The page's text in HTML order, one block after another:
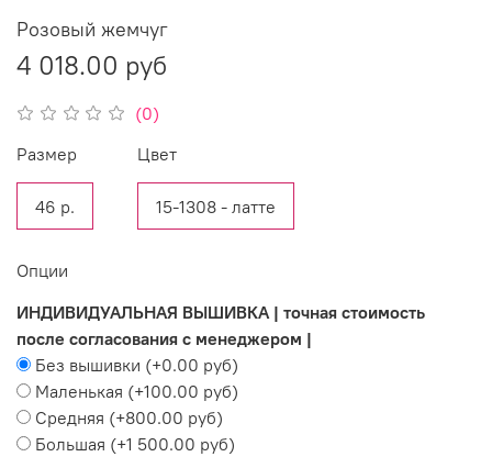
(0)
Розовый жемчуг
4 018.00 руб
Размер
46 р.
Цвет
15-1308 - латте
Опции
ИНДИВИДУАЛЬНАЯ ВЫШИВКА | точная стоимость
после согласования с менеджером |
Без вышивки (+0.00 руб)
Маленькая (+100.00 руб)
Средняя (+800.00 руб)
Большая (+1 500.00 руб)